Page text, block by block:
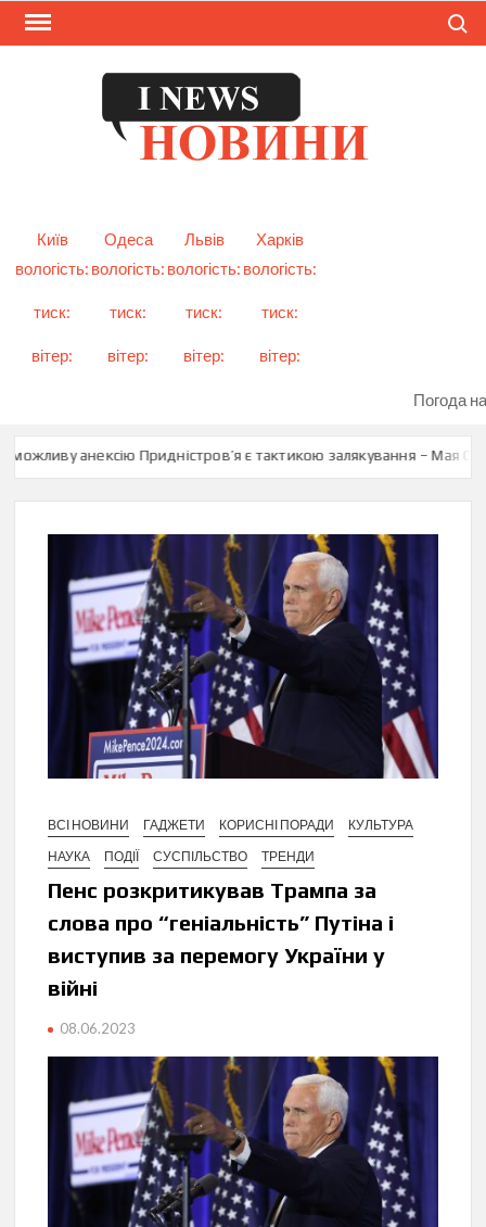
Skip
Київ
Одеса Львів
Харків
вологість:
тиск:
вітер:
вологість:
тиск:
вітер:
вологість:
тиск:
вітер:
вологість:
тиск:
вітер:
Погода
анексію Придністров’я є тактикою залякування – Мая
ВСІ НОВИНИ ГАДЖЕТИ КОРИСНІ ПОРАДИ
КУЛЬТУРА
НАУКА
ПОДІЇ СУСПІЛЬСТВО ТРЕНДИ
Пенс розкритикував Трампа за
слова про “геніальність” Путіна і
виступив за перемогу України у
війні
08.06.2023